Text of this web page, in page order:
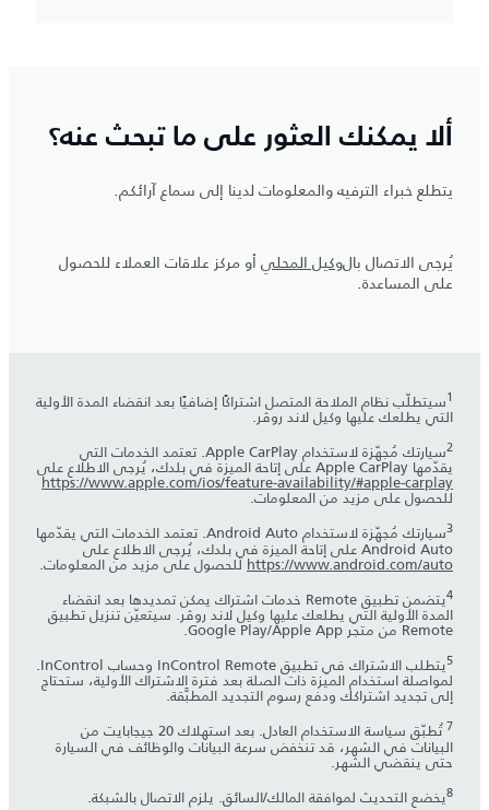
ألا يمكنك العثور على ما تبحث عنه؟
يتطلع خبراء الترفيه والمعلومات لدينا إلى سماع آرائكم.
يُرجى الاتصال بالوكيل المحلي أو مركز علاقات العملاء للحصول
على المساعدة.
سيتطلّب نظام الملاحة المتصل اشتراكًا إضافيًا بعد انقضاء المدة الأولية
التي يطلعك عليها وكيل لاند روڤر.
سيارتك مُجهّزة لاستخدام Apple CarPlay. تعتمد الخدمات التي
يقدّمها Apple CarPlay على إتاحة الميزة في بلدك، يُرجى الاطلاع على
https://www.apple.com/ios/feature-availability/#apple-carplay
للحصول على مزيد من المعلومات.
سيارتك مُجهّزة لاستخدام Android Auto. تعتمد الخدمات التي يقدّمها
Android Auto على إتاحة الميزة في بلدك، يُرجى الاطلاع على
https://www.android.com/autoللحصول على مزيد من المعلومات.
يتضمن تطبيق Remote خدمات اشتراك يمكن تمديدها بعد انقضاء
المدة الأولية التي يطلعك عليها وكيل لاند روڤر. سيتعيّن تنزيل تطبيق
Remote من متجر Apple App‏/Google Play.
يتطلب الاشتراك في تطبيق InControl Remote وحساب InControl.
لمواصلة استخدام الميزة ذات الصلة بعد فترة الاشتراك الأولية، ستحتاج
إلى تجديد اشتراكك ودفع رسوم التجديد المطبَّقة.
تُطبّق سياسة الاستخدام العادل. بعد استهلاك 20 جيجابايت من
البيانات في الشهر، قد تنخفض سرعة البيانات والوظائف في السيارة
حتى ينقضي الشهر.
يخضع التحديث لموافقة المالك/السائق. يلزم الاتصال بالشبكة.